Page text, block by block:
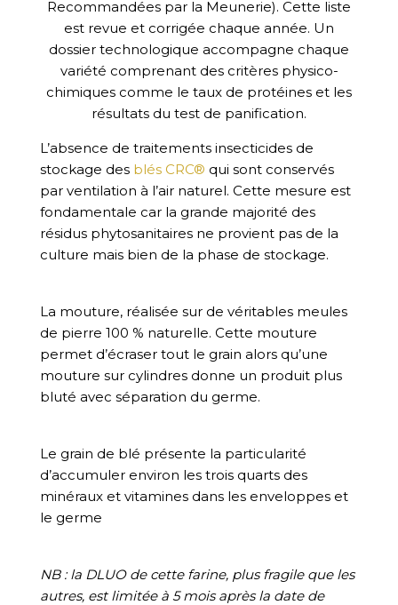
Recommandées par la Meunerie). Cette liste
est revue et corrigée chaque année. Un
dossier technologique accompagne chaque
variété comprenant des critères physico-
chimiques comme le taux de protéines et les
résultats du test de panification.
L’absence de traitements insecticides de
stockage des blés CRC® qui sont conservés
par ventilation à l’air naturel. Cette mesure est
fondamentale car la grande majorité des
résidus phytosanitaires ne provient pas de la
culture mais bien de la phase de stockage.
La mouture, réalisée sur de véritables meules
de pierre 100 % naturelle. Cette mouture
permet d’écraser tout le grain alors qu’une
mouture sur cylindres donne un produit plus
bluté avec séparation du germe.
Le grain de blé présente la particularité
d’accumuler environ les trois quarts des
minéraux et vitamines dans les enveloppes et
le germe
NB : la DLUO de cette farine, plus fragile que les
autres, est limitée à 5 mois après la date de